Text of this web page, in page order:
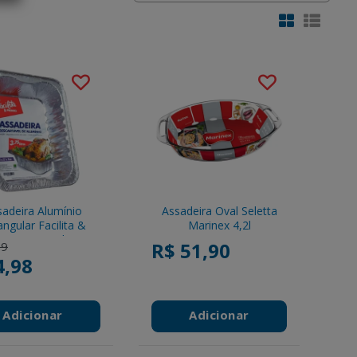
Alumínio
Facilita &
Pronto 3,75l
from
to
Adicionar
Assadeira Oval Seletta
Marinex 4,2l
R$ 51,90
Adicionar